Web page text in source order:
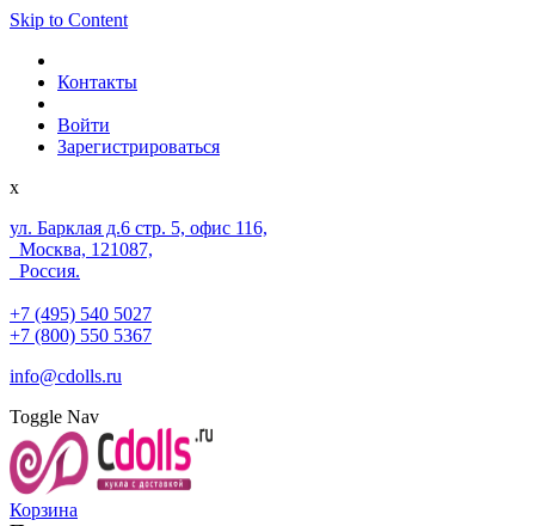
Skip to Content
Контакты
Войти
Зарегистрироваться
x
ул. Барклая д.6 стр. 5, офис 116,
Москва, 121087,
Россия.
+7 (495) 540 5027
+7 (800) 550 5367
info@cdolls.ru
Toggle Nav
Корзина